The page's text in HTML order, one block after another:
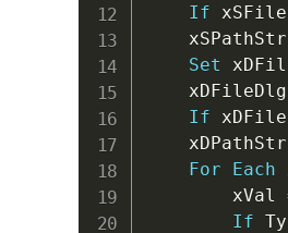
If
    xSPathStr
Set
    xDFileDlg
If
    xDPathStr
For
Each
        xVal
If